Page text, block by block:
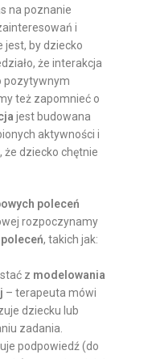
na poznanie
i
jest, by dziecko
że interakcja
pozytywnym
też zapomnieć o
jest budowana
aktywności i
dziecko chętnie
poleceń
rozpoczynamy
, takich jak:
z modelowania
– terapeuta mówi
dziecku lub
zadania.
podpowiedź (do